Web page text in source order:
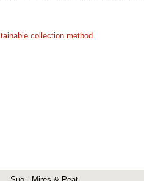
collection method